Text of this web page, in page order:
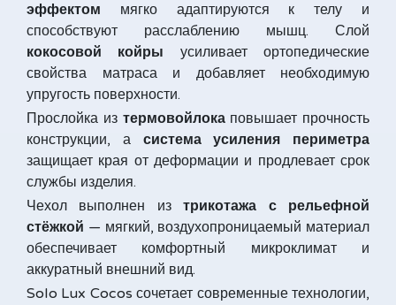
эффектом мягко адаптируются к телу и
способствуют расслаблению мышц. Слой
кокосовой койры усиливает ортопедические
свойства матраса и добавляет необходимую
упругость поверхности.
Прослойка из термовойлокаповышает прочность
конструкции, а система усиления периметра
защищает края от деформации и продлевает срок
службы изделия.
Чехол выполнен изтрикотажа с рельефной
стёжкой — мягкий, воздухопроницаемый материал
обеспечивает комфортный микроклимат и
аккуратный внешний вид.
Solo Lux Cocos сочетает современные технологии,